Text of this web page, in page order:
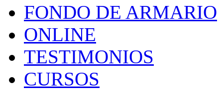
FONDO DE ARMARIO
ONLINE
TESTIMONIOS
CURSOS